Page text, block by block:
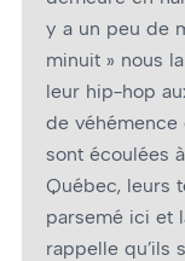
y a un peu de
minuit » nous
leur hip-hop
de
sont écoulées
Québec, leurs
parsemé ici et
rappelle qu’ils